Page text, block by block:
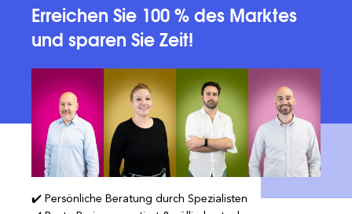
Erreichen Sie 100 % des Marktes
und sparen Sie Zeit!
✔️ Persönliche Beratung durch Spezialisten